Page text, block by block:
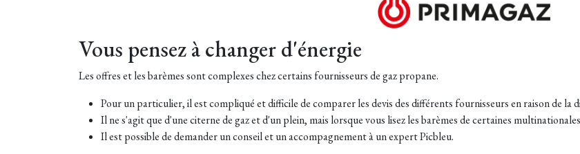
Vous pensez à changer d'énergie
Les offres et les barèmes sont complexes chez certains fournisseurs de gaz propane.
Pour un particulier, il est compliqué et difficile de comparer les devis des différents fournisseurs en raison de la
Il ne s'agit que d'une citerne de gaz et d'un plein, mais lorsque vous lisez les barèmes de certaines
Il est possible de demander un conseil et un accompagnement à un expert Picbleu.